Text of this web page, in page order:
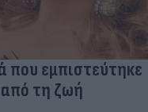
που εμπιστεύτηκε
από τη ζωή